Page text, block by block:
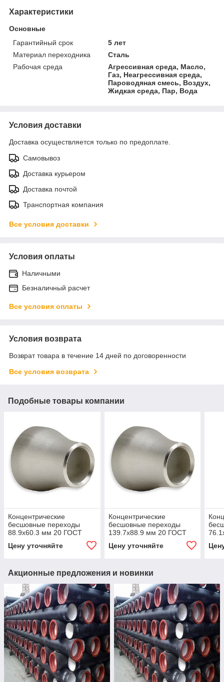
Характеристики
Основные
Гарантийный срок
5 лет
Материал переходника
Сталь
Рабочая среда
Агрессивная среда, Масло,
Газ, Неагрессивная среда,
Пароводяная смесь, Воздух,
Жидкая среда, Пар, Вода
Условия доставки
Доставка осуществляется только по предоплате.
Самовывоз
Доставка курьером
Доставка почтой
Транспортная компания
Все условия доставки
Условия оплаты
Наличными
Безналичный расчет
Все условия оплаты
Условия возврата
Возврат товара в течение 14 дней по договоренности
Все условия возврата
Подобные товары компании
Концентрические
бесшовные переходы
88.9x60.3 мм 20 ГОСТ
Цену уточняйте
Концентрические
бесшовные переходы
139.7x88.9 мм 20 ГОСТ
Цену уточняйте
Акционные предложения и новинки